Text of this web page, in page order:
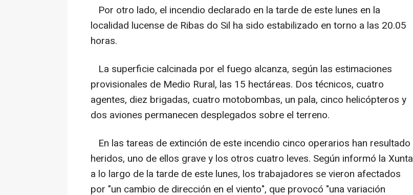
Por otro lado, el incendio declarado en la tarde de este lunes en la
localidad lucense de Ribas do Sil ha sido estabilizado en torno a las 20.05
horas.
La superficie calcinada por el fuego alcanza, según las estimaciones
provisionales de Medio Rural, las 15 hectáreas. Dos técnicos, cuatro
agentes, diez brigadas, cuatro motobombas, un pala, cinco helicópteros y
dos aviones permanecen desplegados sobre el terreno.
En las tareas de extinción de este incendio cinco operarios han resultado
heridos, uno de ellos grave y los otros cuatro leves. Según informó la Xunta
a lo largo de la tarde de este lunes, los trabajadores se vieron afectados
por "un cambio de dirección en el viento", que provocó "una variación